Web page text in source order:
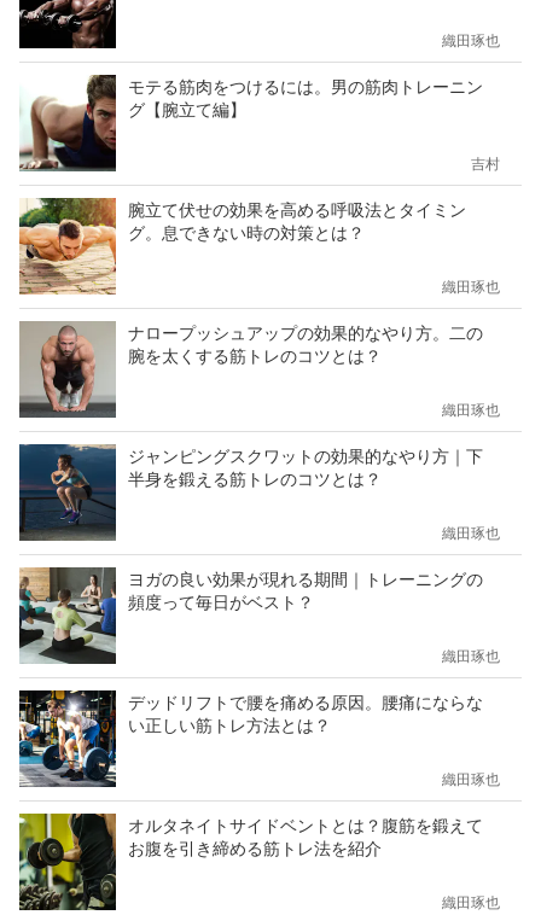
織田琢也
モテる筋肉をつけるには。男の筋肉トレーニン
グ【腕立て編】
吉村
腕立て伏せの効果を高める呼吸法とタイミン
グ。息できない時の対策とは？
織田琢也
ナロープッシュアップの効果的なやり方。二の
腕を太くする筋トレのコツとは？
織田琢也
ジャンピングスクワットの効果的なやり方｜下
半身を鍛える筋トレのコツとは？
織田琢也
ヨガの良い効果が現れる期間｜トレーニングの
頻度って毎日がベスト？
織田琢也
デッドリフトで腰を痛める原因。腰痛にならな
い正しい筋トレ方法とは？
織田琢也
オルタネイトサイドベントとは？腹筋を鍛えて
お腹を引き締める筋トレ法を紹介
織田琢也